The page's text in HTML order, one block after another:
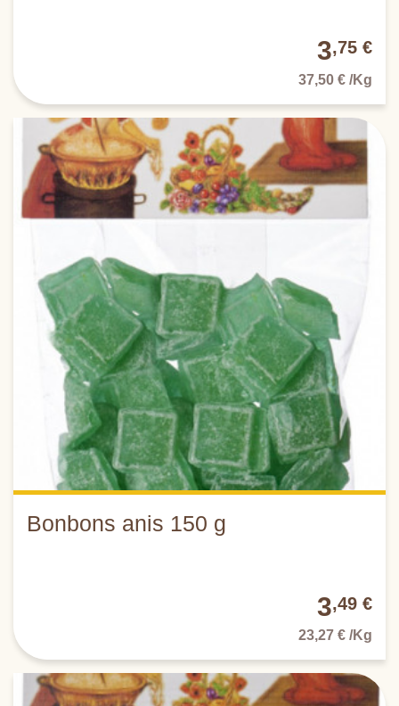
3,75 €
37,50 € /Kg
Bonbons anis 150 g
3,49 €
23,27 € /Kg